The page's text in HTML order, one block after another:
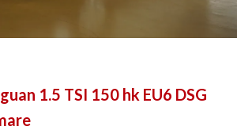
1.5 TSI 150 hk EU6 DSG